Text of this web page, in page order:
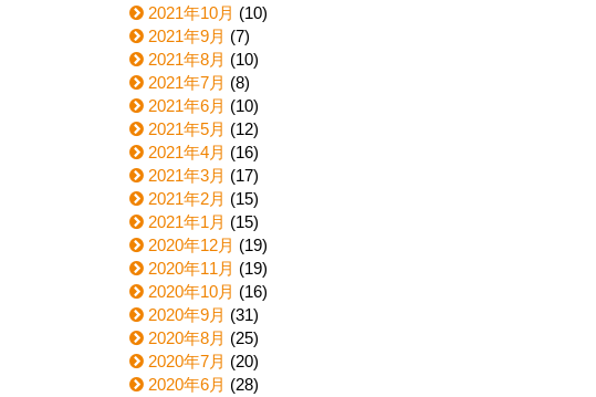
2021年10月 (10)
2021年9月 (7)
2021年8月 (10)
2021年7月 (8)
2021年6月 (10)
2021年5月 (12)
2021年4月 (16)
2021年3月 (17)
2021年2月 (15)
2021年1月 (15)
2020年12月 (19)
2020年11月 (19)
2020年10月 (16)
2020年9月 (31)
2020年8月 (25)
2020年7月 (20)
2020年6月 (28)